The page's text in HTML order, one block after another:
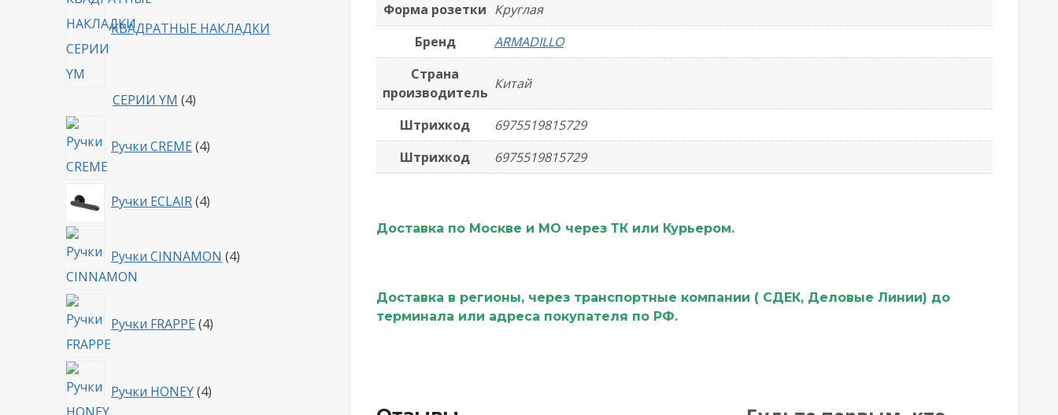
Форма розетки Круглая
Бренд
ARMADILLO
Страна
производитель
Китай
Штрихкод
6975519815729
Штрихкод
6975519815729
Доставка по Москве и МО через ТК или Курьером.
Доставка в регионы, через транспортные компании ( СДЕК, Деловые Линии) до
терминала или адреса покупателя по РФ.
КВАДРАТНЫЕ НАКЛАДКИ
СЕРИИ YM 44
Ручки CREME 4товара
Ручки ECLAIR 44
Ручки CINNAMON 4товара
Ручки FRAPPE 4товара
Ручки HONEY 4товара